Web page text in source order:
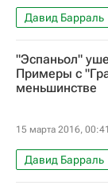
Давид Барраль
Кубок Испании
Валенсия
Рубен Везу
"Эспаньол"
Примеры с
меньшинстве
15 марта 2016, 00:41
Давид Барраль
Чемпионат